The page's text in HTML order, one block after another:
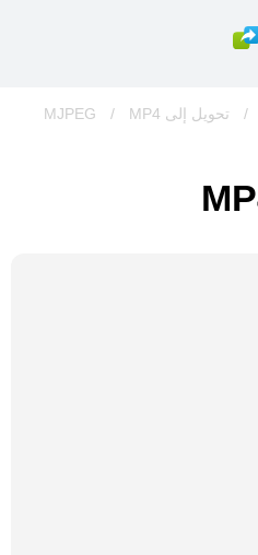
/ تحويل إلى MJPEG /
MP4